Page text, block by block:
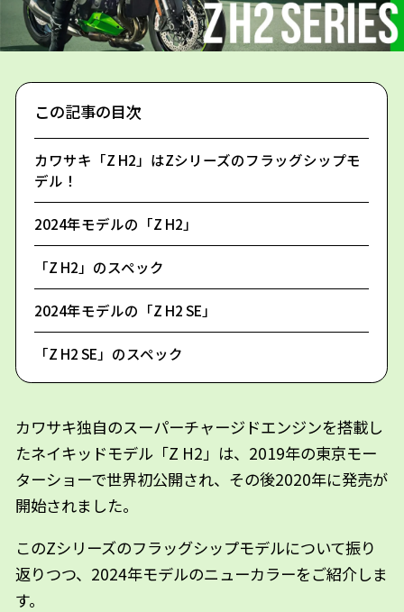
この記事の目次
カワサキ「Z H2」はZシリーズのフラッグシップモ
デル！
2024年モデルの「Z H2」
「Z H2」のスペック
2024年モデルの「Z H2 SE」
「Z H2 SE」のスペック
カワサキ独自のスーパーチャージドエンジンを搭載し
たネイキッドモデル「Z H2」は、2019年の東京モー
ターショーで世界初公開され、その後2020年に発売が
開始されました。
このZシリーズのフラッグシップモデルについて振り
返りつつ、2024年モデルのニューカラーをご紹介しま
す。